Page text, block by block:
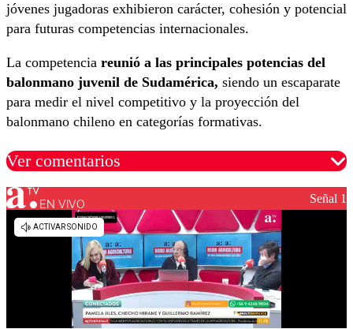
jóvenes jugadoras exhibieron carácter, cohesión y potencial
para futuras competencias internacionales.
La competencia reunió a las principales potencias del
balonmano juvenil de Sudamérica, siendo un escaparate
para medir el nivel competitivo y la proyección del
balonmano chileno en categorías formativas.
Ver comentarios
Los comentarios son moderados para garantizar un
diálogo respetuoso.
EN VIVO Señal 1